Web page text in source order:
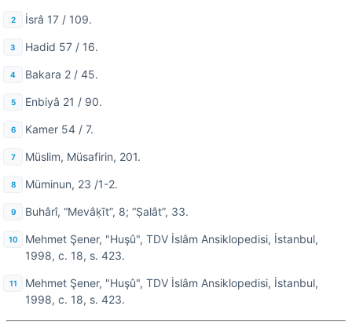
İsrâ 17 / 109.
Hadid 57 / 16.
Bakara 2 / 45.
Enbiyâ 21 / 90.
Kamer 54 / 7.
Müslim, Müsafirin, 201.
Müminun, 23 /1-2.
Buhârî, “Mevâḳīt”, 8; “Ṣalât”, 33.
Mehmet Şener, "Huşû", TDV İslâm Ansiklopedisi, İstanbul,
1998, c. 18, s. 423.
Mehmet Şener, "Huşû", TDV İslâm Ansiklopedisi, İstanbul,
1998, c. 18, s. 423.